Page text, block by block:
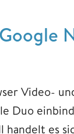
Video-
Duo
handelt es